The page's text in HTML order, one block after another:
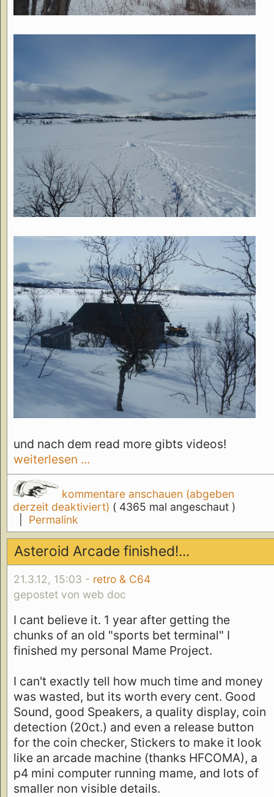
und nach dem read more gibts videos!
weiterlesen ...
kommentare anschauen (abgeben
derzeit deaktiviert) ( 4365 mal angeschaut )
Permalink
Asteroid Arcade finished!...
21.3.12, 15:03 - retro & C64
gepostet von web doc
I cant believe it. 1 year after getting the
chunks of an old "sports bet terminal" I
finished my personal Mame Project.
I can't exactly tell how much time and money
was wasted, but its worth every cent. Good
Sound, good Speakers, a quality display, coin
detection (20ct.) and even a release button
for the coin checker, Stickers to make it look
like an arcade machine (thanks HFCOMA), a
p4 mini computer running mame, and lots of
smaller non visible details.